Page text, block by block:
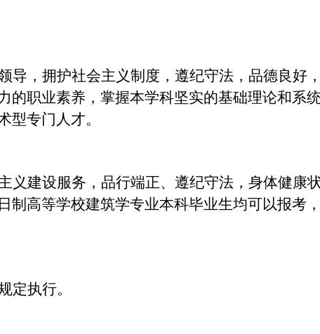
导，拥护社会主义制度，遵纪守法，品德良好
的职业素养，掌握本学科坚实的基础理论和系
型专门人才。
义建设服务，品行端正、遵纪守法，身体健康
制高等学校建筑学专业本科毕业生均可以报考
定执行。